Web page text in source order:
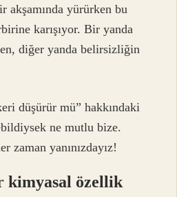
akşamında yürürken bu
karışıyor. Bir yanda
diğer yanda belirsizliğin
düşürür mü” hakkındaki
ne mutlu bize.
zaman yanınızdayız!
kimyasal özellik